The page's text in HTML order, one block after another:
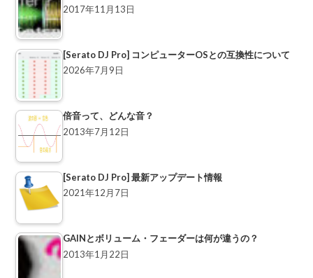
2017年11月13日
[Serato DJ Pro] コンピューターOSとの互換性について
2026年7月9日
倍音って、どんな音？
2013年7月12日
[Serato DJ Pro] 最新アップデート情報
2021年12月7日
GAINとボリューム・フェーダーは何が違うの？
2013年1月22日